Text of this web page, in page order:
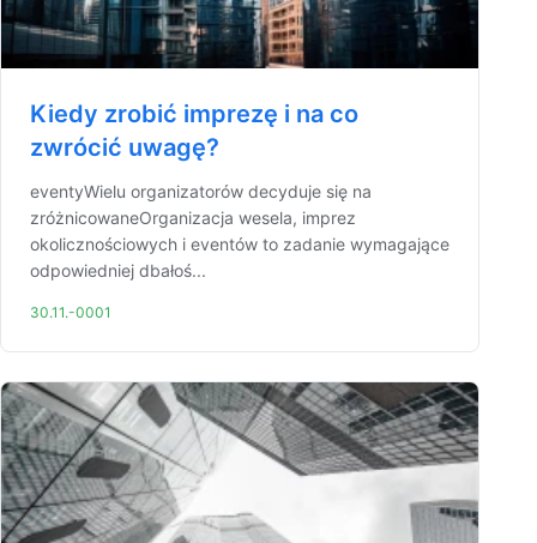
Kiedy zrobić imprezę i na co
zwrócić uwagę?
eventyWielu organizatorów decyduje się na
zróżnicowaneOrganizacja wesela, imprez
okolicznościowych i eventów to zadanie wymagające
odpowiedniej dbałoś...
30.11.-0001